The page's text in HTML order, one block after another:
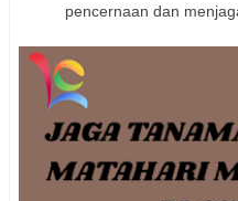
pencernaan dan